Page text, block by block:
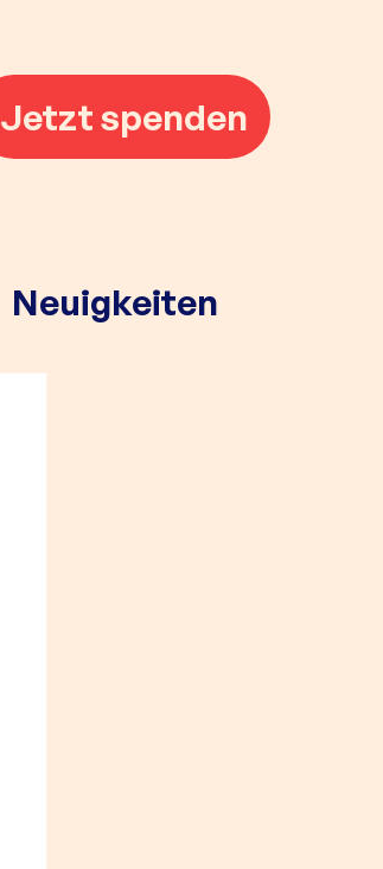
Jetzt spenden
Neuigkeiten